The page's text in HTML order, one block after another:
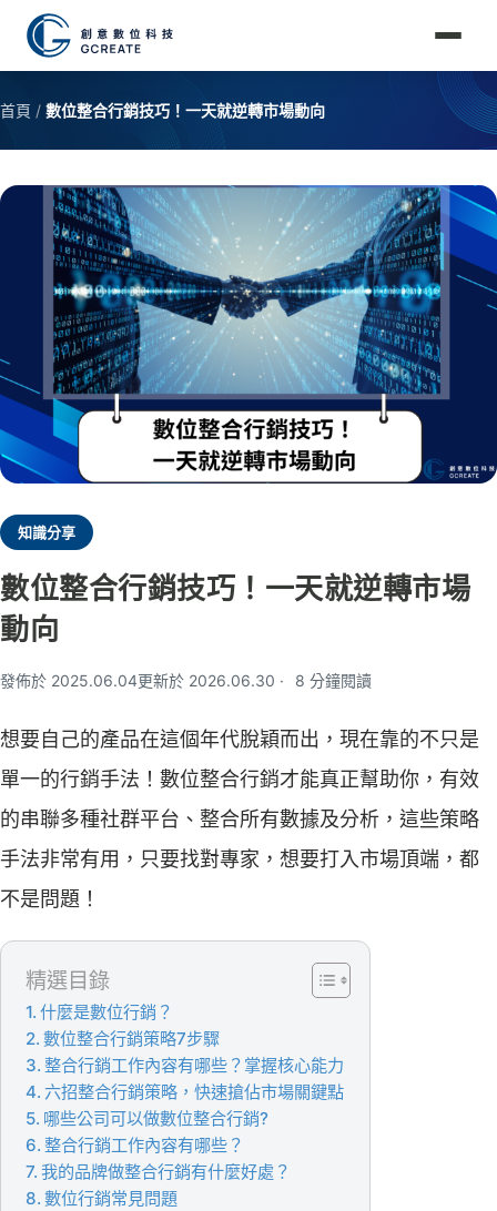
首頁 / 數位整合行銷技巧！一天就逆轉市場動向
知識分享
數位整合行銷技巧！一天就逆轉市場
動向
發佈於 2025.06.04更新於 2026.06.30 8 分鐘閱讀
想要自己的產品在這個年代脫穎而出，現在靠的不只是
單一的行銷手法！數位整合行銷才能真正幫助你，有效
的串聯多種社群平台、整合所有數據及分析，這些策略
手法非常有用，只要找對專家，想要打入市場頂端，都
不是問題！
精選目錄
什麼是數位行銷？
數位整合行銷策略7步驟
整合行銷工作內容有哪些？掌握核心能力
六招整合行銷策略，快速搶佔市場關鍵點
哪些公司可以做數位整合行銷?
整合行銷工作內容有哪些？
我的品牌做整合行銷有什麼好處？
數位行銷常見問題